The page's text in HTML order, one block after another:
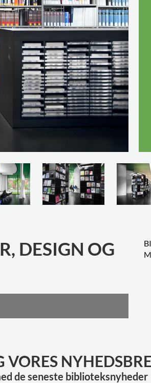
DESIGN OG
VORES
de seneste biblioteksnyheder